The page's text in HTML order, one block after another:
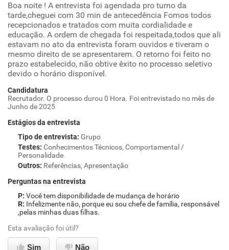
Boa noite ! A entrevista foi agendada pro turno da
tarde,cheguei com 30 min de antecedência Fomos todos
recepcionados e tratados com muita cordialidade e
educação. A ordem de chegada foi respeitada,todos que ali
estavam no ato da entrevista foram ouvidos e tiveram o
mesmo direito de se apresentarem. O retorno foi feito no
prazo estabelecido, não obtive êxito no processo seletivo
devido o horário disponível.
Candidatura
Recrutador. O processo durou 0 Hora. Foi entrevistado no mês de
Junho de 2025
Estágios da entrevista
Tipo de entrevista: Grupo
Testes: Conhecimentos Técnicos, Comportamental /
Personalidade
Outros: Referências, Apresentação
Perguntas na entrevista
Você tem disponibilidade de mudança de horário
Infelizmente não, porque eu sou chefe de família, responsável
,pelas minhas duas filhas.
Esta avaliação foi útil?
Sim Não